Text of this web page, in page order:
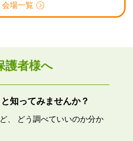
会場一覧
護者様へ
知ってみませんか？
、 どう調べていいのか分か